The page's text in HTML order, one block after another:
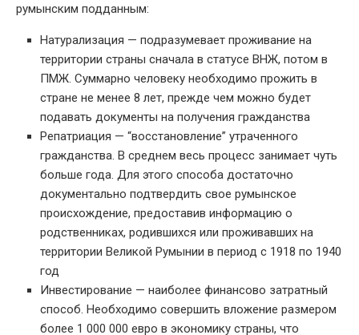
румынским подданным:
Натурализация — подразумевает проживание на
территории страны сначала в статусе ВНЖ, потом в
ПМЖ. Суммарно человеку необходимо прожить в
стране не менее 8 лет, прежде чем можно будет
подавать документы на получения гражданства
Репатриация — “восстановление” утраченного
гражданства. В среднем весь процесс занимает чуть
больше года. Для этого способа достаточно
документально подтвердить свое румынское
происхождение, предоставив информацию о
родственниках, родившихся или проживавших на
территории Великой Румынии в период с 1918 по 1940
год
Инвестирование — наиболее финансово затратный
способ. Необходимо совершить вложение размером
более 1 000 000 евро в экономику страны, что